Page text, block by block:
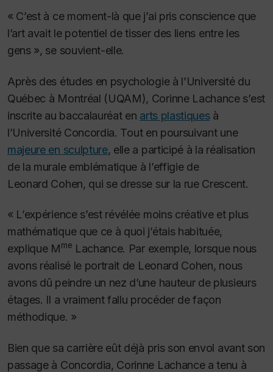
« C’est à ce moment-là que j’ai pris conscience que
l’art avait le potentiel de tisser des liens entre les
gens », se souvient-elle.
Après des études en psychologie à l’Université du
Québec à Montréal (UQAM), Corinne Lachance s’est
inscrite au baccalauréat en arts plastiquesà
l’Université Concordia. Tout en poursuivant une
majeure en sculpture, elle a participé à la réalisation
de la murale emblématique à l’effigie de
Leonard Cohen, qui se dresse sur la rue Crescent.
« L’expérience s’est révélée moins créative et plus
mathématique que ce à quoi j’étais habituée,
explique Mme Lachance. Par exemple, lorsque nous
avons réalisé le portrait de Leonard Cohen, nous
avons dû peindre un nez d’une hauteur de plusieurs
étages. Il a vraiment fallu procéder de façon
méthodique. »
Bien que sa carrière eût déjà pris son envol avant son
passage à Concordia, Corinne Lachance a tenu à